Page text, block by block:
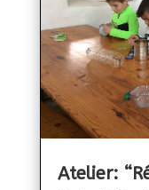
Atelier: